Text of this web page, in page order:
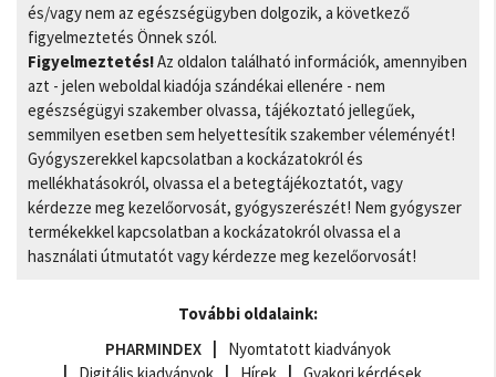
és/vagy nem az egészségügyben dolgozik, a következő
figyelmeztetés Önnek szól.
Figyelmeztetés!Az oldalon található információk, amennyiben
azt - jelen weboldal kiadója szándékai ellenére - nem
egészségügyi szakember olvassa, tájékoztató jellegűek,
semmilyen esetben sem helyettesítik szakember véleményét!
Gyógyszerekkel kapcsolatban a kockázatokról és
mellékhatásokról, olvassa el a betegtájékoztatót, vagy
kérdezze meg kezelőorvosát, gyógyszerészét! Nem gyógyszer
termékekkel kapcsolatban a kockázatokról olvassa el a
használati útmutatót vagy kérdezze meg kezelőorvosát!
További oldalaink:
PHARMINDEX
Nyomtatott kiadványok